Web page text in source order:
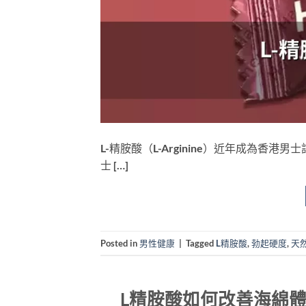
L-精胺酸（L-Arginine）近年成為香港男
士 […]
Posted in 男性健康 | Tagged L精胺酸,勃起硬度,天
L精胺酸如何改善海綿